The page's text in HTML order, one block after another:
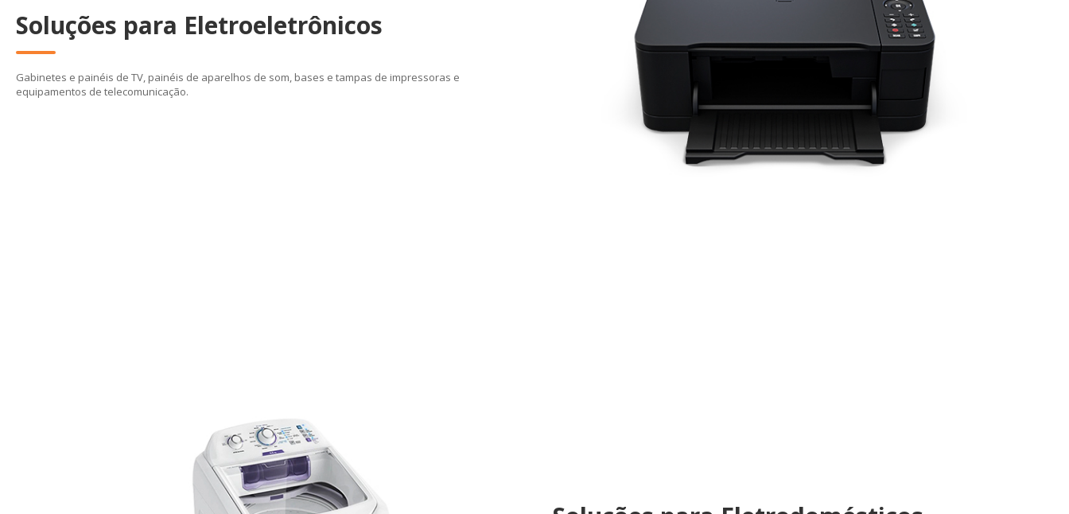
Soluções para Eletroeletrônicos
Gabinetes e painéis de TV, painéis de aparelhos de som, bases e tampas de impressoras e
equipamentos de telecomunicação.